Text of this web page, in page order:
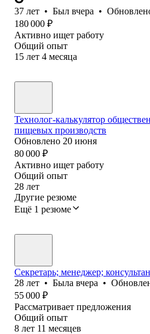
37 лет • Был вчера •
180 000 ₽
Активно ищет работу
Общий опыт
15 лет 4 месяца
Технолог-калькулятор
пищевых производств
Обновлено 20 июня
80 000 ₽
Активно ищет работу
Общий опыт
28 лет
Другие резюме
Ещё 1 резюме
Секретарь; менеджер;
28 лет • Была вчера •
55 000 ₽
Рассматривает предложения
Общий опыт
8 лет 11 месяцев